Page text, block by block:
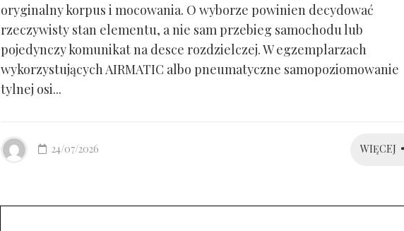
oryginalny korpus i mocowania. O wyborze powinien decydować
rzeczywisty stan elementu, a nie sam przebieg samochodu lub
pojedynczy komunikat na desce rozdzielczej. W egzemplarzach
wykorzystujących AIRMATIC albo pneumatyczne samopoziomowanie
tylnej osi...
WIĘCEJ
24/07/2026